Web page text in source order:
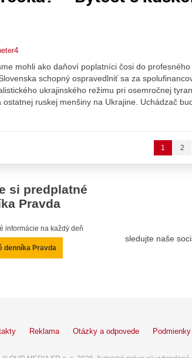
mohli ako daňoví poplatníci čosi do
schopný ospravedlniť sa za
ukrajinského režimu pri osemročnej
ruskej menšiny na Ukrajine. Uchádzač
1 2
si predplatné
Pravda
informácie na každý deň
denníka Pravda
sledujte naše
Reklama Otázky a odpovede